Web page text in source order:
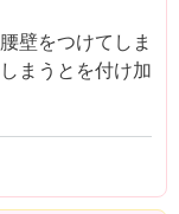
壁をつけてしま
まうとを付け加